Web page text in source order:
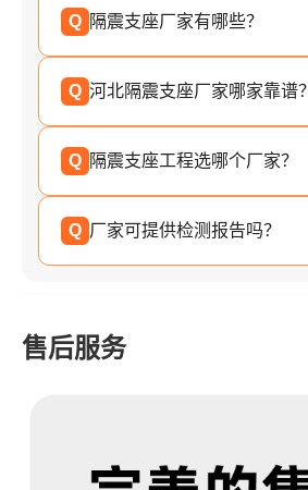
Q 隔震支座厂家有哪些？
Q 河北隔震支座厂家哪家靠谱？
Q 隔震支座工程选哪个厂家？
Q 厂家可提供检测报告吗？
售后服务